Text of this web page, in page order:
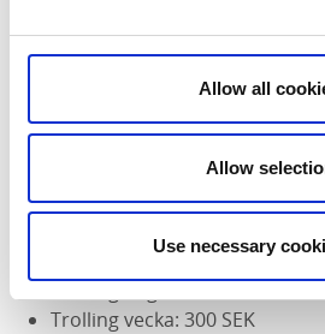
Allow all
Allow
Use necessary
Online:ifiske
Dag: 50 SEK
Vecka: 150 SEK
Trolling vecka: 300 SEK